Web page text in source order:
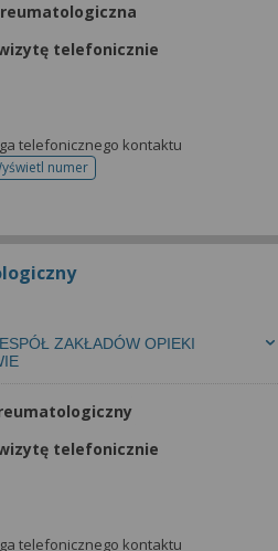
telefonicznie
telefonicznego kontaktu
numer
telefonu do rejestracji
ZAKŁADÓW OPIEKI
telefonicznie
telefonicznego kontaktu